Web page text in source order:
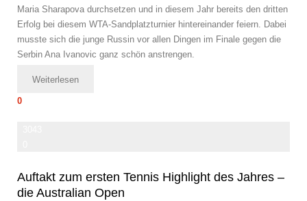
Maria Sharapova durchsetzen und in diesem Jahr bereits den dritten
Erfolg bei diesem WTA-Sandplatzturnier hintereinander feiern. Dabei
musste sich die junge Russin vor allen Dingen im Finale gegen die
Serbin Ana Ivanovic ganz schön anstrengen.
Weiterlesen
0
Auftakt zum ersten Tennis Highlight des Jahres –
die Australian Open